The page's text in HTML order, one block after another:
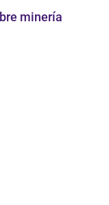
minería